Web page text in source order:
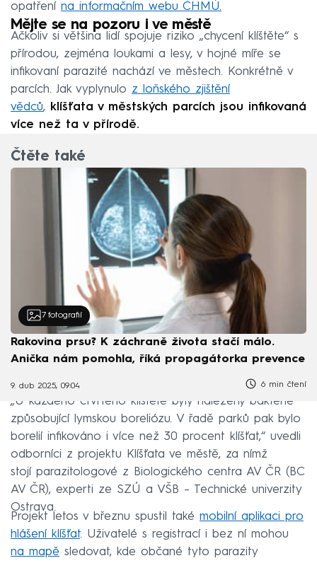
opatření na informačním webu ČHMÚ.
Mějte se na pozoru i ve městě
Ačkoliv si většina lidí spojuje riziko „chycení klíštěte“ s
přírodou, zejména loukami a lesy, v hojné míře se
infikovaní parazité nachází ve městech. Konkrétně v
parcích. Jak vyplynulo z loňského zjištění
vědců, klíšťata v městských parcích jsou infikovaná
více než ta v přírodě.
Čtěte také
7 fotografií
Rakovina prsu? K záchraně života stačí málo.
Anička nám pomohla, říká propagátorka prevence
9. dub 2025, 09:04 6 min čtení
„U každého čtvrtého klíštěte byly nalezeny bakterie
způsobující lymskou boreliózu. V řadě parků pak bylo
borelií infikováno i více než 30 procent klíšťat,“ uvedli
odborníci z projektu Klíšťata ve městě, za nímž
stojí parazitologové z Biologického centra AV ČR (BC
AV ČR), experti ze SZÚ a VŠB – Technické univerzity
Ostrava.
Projekt letos v březnu spustil také mobilní aplikaci pro
hlášení klíšťat. Uživatelé s registrací i bez ní mohou
na mapě sledovat, kde občané tyto parazity